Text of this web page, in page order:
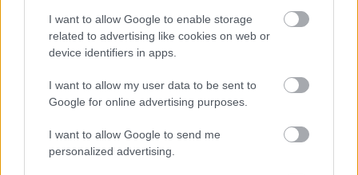
I want to allow Google to enable storage
related to advertising like cookies on web or
device identifiers in apps.
I want to allow my user data to be sent to
Google for online advertising purposes.
I want to allow Google to send me
personalized advertising.